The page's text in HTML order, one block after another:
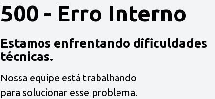
500 - Erro Interno
Estamos enfrentando dificuldades
técnicas.
Nossa equipe está trabalhando
para solucionar esse problema.